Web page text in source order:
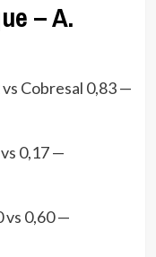
– A.
Cobresal 0,83 —
0,17 —
vs 0,60 —